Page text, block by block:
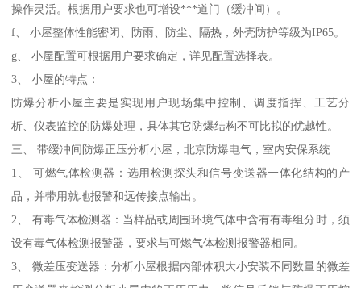
操作灵活。根据用户要求也可增设***道门（缓冲间）。
f、 小屋整体性能密闭、防雨、防尘、隔热，外壳防护等级为IP65。
g、 小屋配置可根据用户要求确定，详见配置选择表。
3、 小屋的特点：
防爆分析小屋主要是实现用户现场集中控制、调度指挥、工艺分
析、仪表监控的防爆处理，具体其它防爆结构不可比拟的优越性。
三、 带缓冲间防爆正压分析小屋，北京防爆电气，室内安保系统
1、 可燃气体检测器：选用检测探头和信号变送器一体化结构的产
品，并带用就地报警和远传接点输出。
2、 有毒气体检测器：当样品或周围环境气体中含有有毒组分时，须
设有毒气体检测报警器，要求与可燃气体检测报警器相同。
3、 微差压变送器：分析小屋根据内部体积大小安装不同数量的微差